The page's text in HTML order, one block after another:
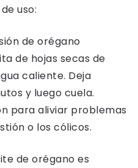
uso:
de orégano
de hojas secas de
caliente. Deja
y luego cuela.
para aliviar problemas
o los cólicos.
de orégano es